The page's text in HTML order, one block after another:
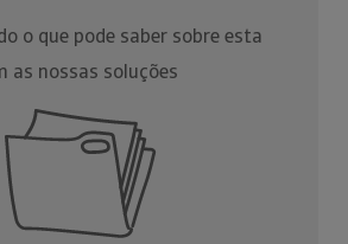
o que pode saber sobre esta
as nossas soluções